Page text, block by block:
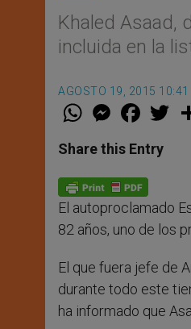
Khaled Asaad,
incluida en la
AGOSTO 19, 2015 10:41
W
t
s
p
p
M
e
s
e
g
e
r
F
a
e
b
o
k
w
Share this Entry
El autoproclamado
82 años, uno de los
El que fuera jefe de
durante todo este
ha informado que